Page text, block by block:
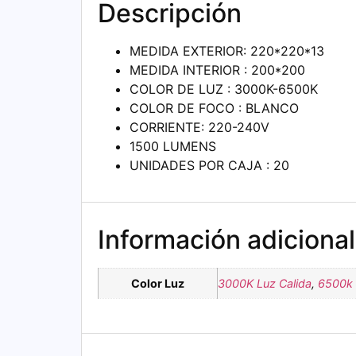
Descripción
MEDIDA EXTERIOR: 220*220*13
MEDIDA INTERIOR : 200*200
COLOR DE LUZ : 3000K-6500K
COLOR DE FOCO : BLANCO
CORRIENTE: 220-240V
1500 LUMENS
UNIDADES POR CAJA : 20
Información adicional
Color Luz 3000K Luz Calida, 6500k